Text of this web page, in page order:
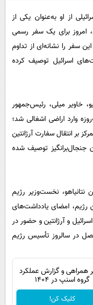
از او به‌عنوان یکی از
امروز برای یک سفر رسمی
سفر را نشانه‌ای از تداوم
اسرائیل توصیف کرده
خاویر میلی، رئیس‌جمهور
وارد اراضی اشغالی شد؛
بر انتقال سفارت آرژانتین
جنجال‌برانگیز توصیف شده
نتانیاهو، نخست‌وزیر رژیم
امضای یادداشت‌های
و آرژانتین و حضور در
در سالروز تأسیس رژیم
همراهی و گزارش عملکرد
گروه اسنپ در ۱۴۰۴
کلیک کن!